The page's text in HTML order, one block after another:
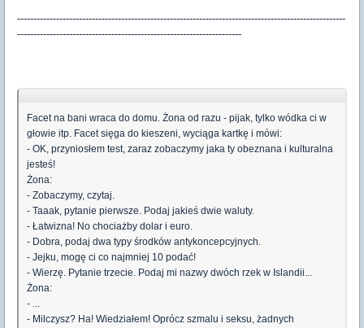
-----------------------------------------------------------------------------------------------------
---------------------------------------------------------------------
Facet na bani wraca do domu. Żona od razu - pijak, tylko wódka ci w
głowie itp. Facet sięga do kieszeni, wyciąga kartkę i mówi:
- OK, przyniosłem test, zaraz zobaczymy jaka ty obeznana i kulturalna
jesteś!
Żona:
- Zobaczymy, czytaj.
- Taaak, pytanie pierwsze. Podaj jakieś dwie waluty.
- Łatwizna! No chociażby dolar i euro.
- Dobra, podaj dwa typy środków antykoncepcyjnych.
- Jejku, mogę ci co najmniej 10 podać!
- Wierzę. Pytanie trzecie. Podaj mi nazwy dwóch rzek w Islandii...
Żona:
- ...
- Milczysz? Ha! Wiedziałem! Oprócz szmalu i seksu, żadnych